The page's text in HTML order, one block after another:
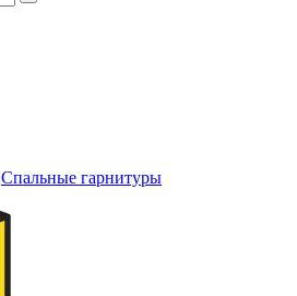
Спальные гарнитуры